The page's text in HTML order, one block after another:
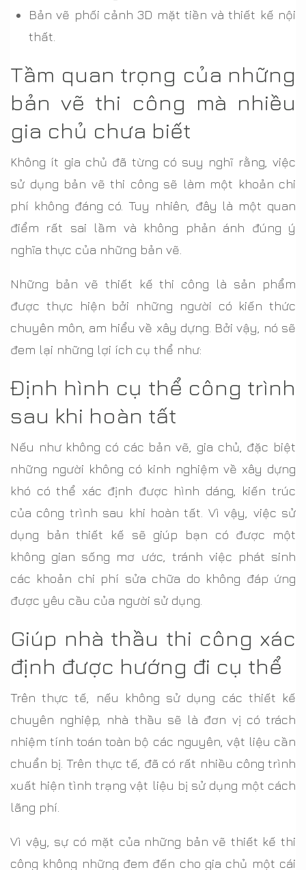
Bản vẽ phối cảnh 3D mặt tiền và thiết kế nội
thất.
Tầm quan trọng của những
bản vẽ thi công mà nhiều
gia chủ chưa biết
Không ít gia chủ đã từng có suy nghĩ rằng, việc
sử dụng bản vẽ thi công sẽ làm một khoản chi
phí không đáng có. Tuy nhiên, đây là một quan
điểm rất sai lầm và không phản ánh đúng ý
nghĩa thực của những bản vẽ.
Những bản vẽ thiết kế thi công là sản phẩm
được thực hiện bởi những người có kiến thức
chuyên môn, am hiểu về xây dựng. Bởi vậy, nó sẽ
đem lại những lợi ích cụ thể như:
Định hình cụ thể công trình
sau khi hoàn tất
Nếu như không có các bản vẽ, gia chủ, đặc biệt
những người không có kinh nghiệm về xây dựng
khó có thể xác định được hình dáng, kiến trúc
của công trình sau khi hoàn tất. Vì vậy, việc sử
dụng bản thiết kế sẽ giúp bạn có được một
không gian sống mơ ước, tránh việc phát sinh
các khoản chi phí sửa chữa do không đáp ứng
được yêu cầu của người sử dụng.
Giúp nhà thầu thi công xác
định được hướng đi cụ thể
Trên thực tế, nếu không sử dụng các thiết kế
chuyên nghiệp, nhà thầu sẽ là đơn vị có trách
nhiệm tính toán toàn bộ các nguyên, vật liệu cần
chuẩn bị. Trên thực tế, đã có rất nhiều công trình
xuất hiện tình trạng vật liệu bị sử dụng một cách
lãng phí.
Vì vậy, sự có mặt của những bản vẽ thiết kế thi
công không những đem đến cho gia chủ một cái